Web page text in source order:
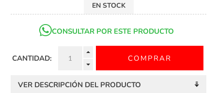
EN STOCK
CONSULTAR POR ESTE PRODUCTO
CANTIDAD:
VER DESCRIPCIÓN DEL PRODUCTO